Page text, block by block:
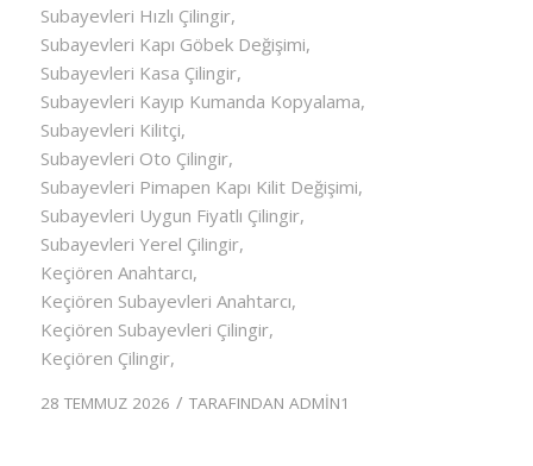
Subayevleri Hızlı Çilingir,
Subayevleri Kapı Göbek Değişimi,
Subayevleri Kasa Çilingir,
Subayevleri Kayıp Kumanda Kopyalama,
Subayevleri Kilitçi,
Subayevleri Oto Çilingir,
Subayevleri Pimapen Kapı Kilit Değişimi,
Subayevleri Uygun Fiyatlı Çilingir,
Subayevleri Yerel Çilingir,
Keçiören Anahtarcı,
Keçiören Subayevleri Anahtarcı,
Keçiören Subayevleri Çilingir,
Keçiören Çilingir,
28 TEMMUZ 2026 / TARAFINDAN ADMIN1